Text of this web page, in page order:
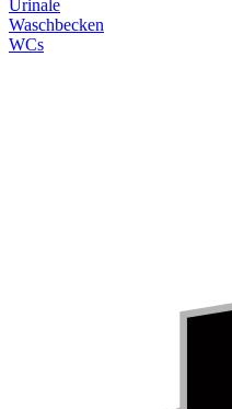
Urinale
Waschbecken
WCs